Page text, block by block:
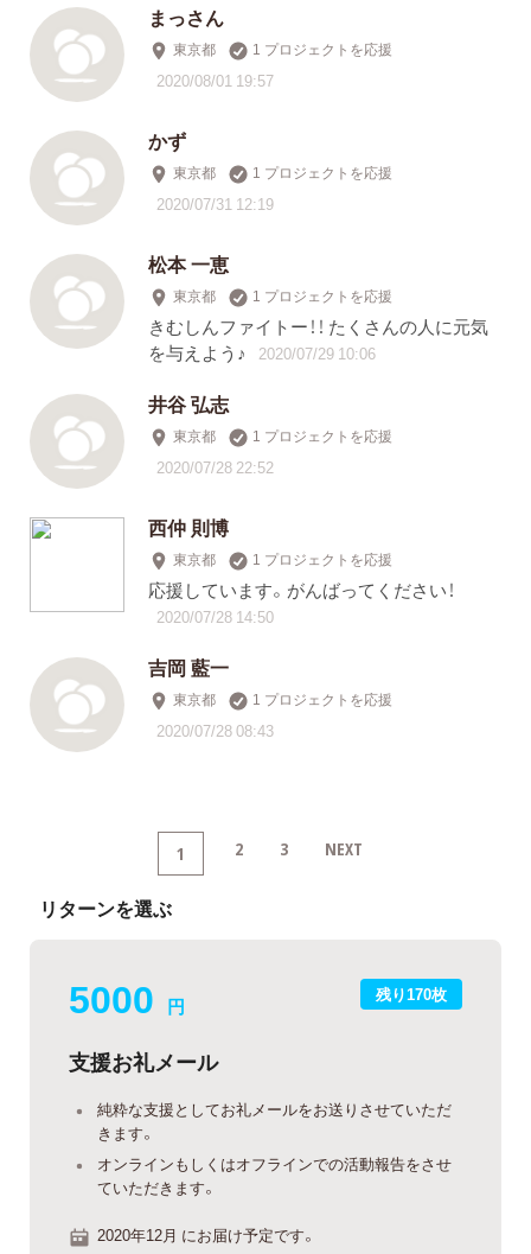
まっさん
東京都 1 プロジェクトを応援
2020/08/01 19:57
かず
東京都 1 プロジェクトを応援
2020/07/31 12:19
松本 一恵
東京都 1 プロジェクトを応援
きむしんファイトー！！ たくさんの人に元気
を与えよう♪
2020/07/29 10:06
井谷 弘志
東京都 1 プロジェクトを応援
2020/07/28 22:52
西仲 則博
東京都 1 プロジェクトを応援
応援しています。がんばってください！
2020/07/28 14:50
吉岡 藍一
東京都 1 プロジェクトを応援
2020/07/28 08:43
1 2 3 NEXT
リターンを選ぶ
残り170枚
5000 円
支援お礼メール
純粋な支援としてお礼メールをお送りさせていただ
きます。
オンラインもしくはオフラインでの活動報告をさせ
ていただきます。
2020年12月 にお届け予定です。